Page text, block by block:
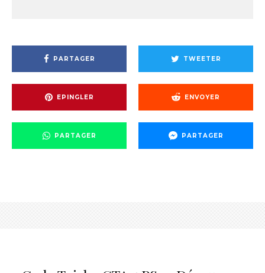
PARTAGER TWEETER
EPINGLER ENVOYER
PARTAGER PARTAGER